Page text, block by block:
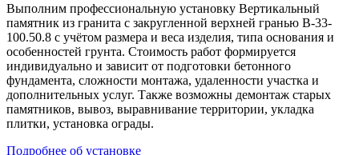
Выполним профессиональную установку Вертикальный
памятник из гранита с закругленной верхней гранью В-33-
100.50.8 с учётом размера и веса изделия, типа основания и
особенностей грунта. Стоимость работ формируется
индивидуально и зависит от подготовки бетонного
фундамента, сложности монтажа, удаленности участка и
дополнительных услуг. Также возможны демонтаж старых
памятников, вывоз, выравнивание территории, укладка
плитки, установка ограды.
Подробнее об установке